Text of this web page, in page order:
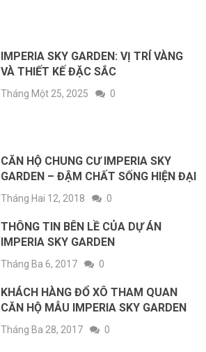
IMPERIA SKY GARDEN: VỊ TRÍ VÀNG
VÀ THIẾT KẾ ĐẶC SẮC
Tháng Một 25, 2025 0
CĂN HỘ CHUNG CƯ IMPERIA SKY
GARDEN – ĐẬM CHẤT SỐNG HIỆN ĐẠI
Tháng Hai 12, 2018 0
THÔNG TIN BÊN LỀ CỦA DỰ ÁN
IMPERIA SKY GARDEN
Tháng Ba 6, 2017 0
KHÁCH HÀNG ĐỔ XÔ THAM QUAN
CĂN HỘ MẪU IMPERIA SKY GARDEN
Tháng Ba 28, 2017 0